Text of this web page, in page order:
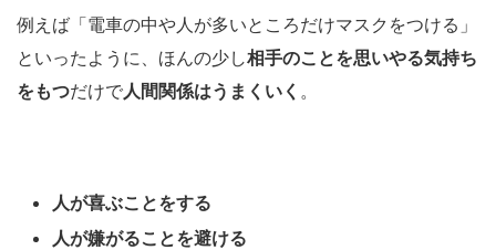
例えば「電車の中や人が多いところだけマスクをつける」
といったように、ほんの少し相手のことを思いやる気持ち
をもつだけで人間関係はうまくいく 。
人が喜ぶことをする
人が嫌がることを避ける